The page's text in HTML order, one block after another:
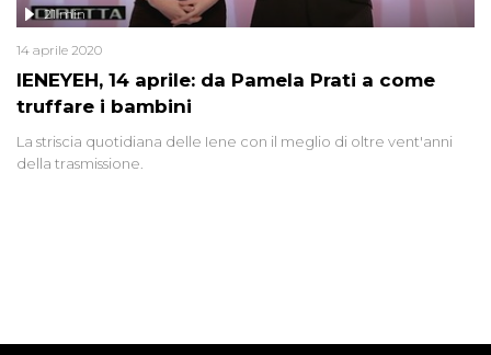
IENEYEH, 14 aprile: da Pamela Prati a come
truffare i bambini
21 min
14 aprile 2020
La striscia quotidiana delle Iene con il meglio di oltre vent'anni
della trasmissione.